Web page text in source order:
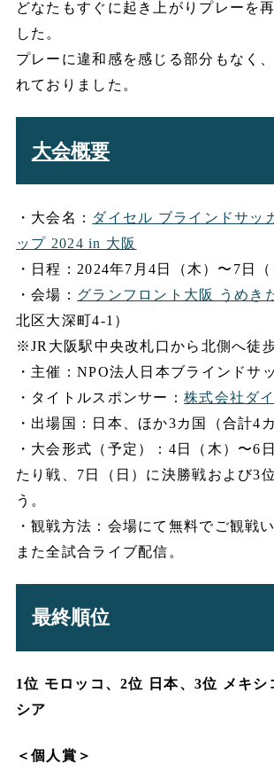
どなたもすぐに起き上がりプレーを
した。
プレーに違和感を感じる部分もなく
れておりました。
大会概要
・大会名： ダイセル ブラインドサッ
ップ 2024 in 大阪
・日程：2024年7月4日（木）〜7日（
・会場： グランフロント大阪 うめき
北区大深町4-1）
※JR大阪駅中央改札口から北側へ徒
・主催：NPO法人日本ブラインドサ
・タイトルスポンサー： 株式会社ダ
・出場国：日本、ほか3カ国（合計4
・大会形式（予定）：4日（木）〜6
たり戦、7日（日）に決勝戦および3
う。
・観戦方法：会場にて無料でご観戦
また全試合ライブ配信。
最終順位
1位 モロッコ、2位 日本、3位 メキシ
シア
＜個人賞＞